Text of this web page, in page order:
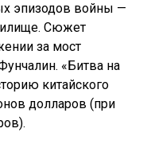
эпизодов войны —
Сюжет
за мост
«Битва на
китайского
долларов (при